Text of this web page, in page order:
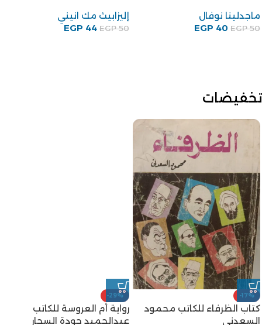
ماجدلينا نوفال
EGP50
EGP 40
إليزابيث مك انيني
EGP50
EGP 44
تخفيضات
-17%
كتاب الظرفاء للكاتب محمود
السعدني
-29%
رواية أم العروسة للكاتب
عبدالحميد جودة السحار